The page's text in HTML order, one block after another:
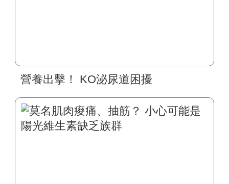
營養出擊！ KO泌尿道困擾